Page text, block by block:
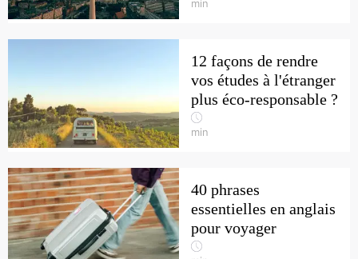
min
12 façons de rendre
vos études à l'étranger
plus éco-responsable ?
min
40 phrases
essentielles en anglais
pour voyager